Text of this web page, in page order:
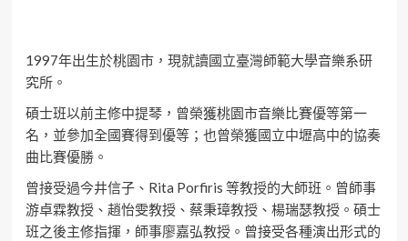
1997年出生於桃園市，現就讀國立臺灣師範大學音樂系研
究所。
碩士班以前主修中提琴，曾榮獲桃園市音樂比賽優等第一
名，並參加全國賽得到優等；也曾榮獲國立中壢高中的協奏
曲比賽優勝。
曾接受過今井信子、Rita Porfiris 等教授的大師班。曾師事
游卓霖教授、趙怡雯教授、蔡秉璋教授、楊瑞瑟教授。碩士
班之後主修指揮，師事廖嘉弘教授。曾接受各種演出形式的